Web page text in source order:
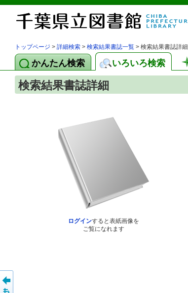
トップページ > 詳細検索 > 検索結果書誌一覧 > 検索結果書誌詳細
かんたん検索 いろいろ検索
検索結果書誌詳細
ログインすると表紙画像を
ご覧になれます